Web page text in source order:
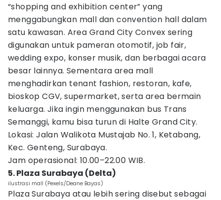
“shopping and exhibition center” yang
menggabungkan mall dan convention hall dalam
satu kawasan. Area Grand City Convex sering
digunakan untuk pameran otomotif, job fair,
wedding expo, konser musik, dan berbagai acara
besar lainnya. Sementara area mall
menghadirkan tenant fashion, restoran, kafe,
bioskop CGV, supermarket, serta area bermain
keluarga. Jika ingin menggunakan bus Trans
Semanggi, kamu bisa turun di Halte Grand City.
Lokasi: Jalan Walikota Mustajab No. 1, Ketabang,
Kec. Genteng, Surabaya.
Jam operasional: 10.00–22.00 WIB.
5. Plaza Surabaya (Delta)
ilustrasi mall (Pexels/Deane Bayas)
Plaza Surabaya atau lebih sering disebut sebagai